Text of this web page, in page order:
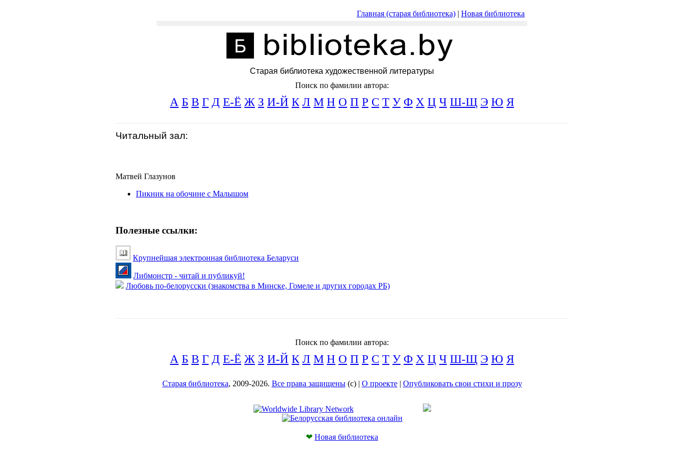
Главная (старая библиотека) | Новая библиотека
Старая библиотека художественной литературы
Поиск по фамилии автора:
А Б В Г Д Е-Ё Ж З И-Й К Л М Н О П Р С Т У Ф Х Ц Ч Ш-Щ Э Ю Я
Читальный зал:
Матвей Глазунов
Пикник на обочине с Малышом
Полезные ссылки:
Крупнейшая электронная библиотека Беларуси
Либмонстр - читай и публикуй!
Любовь по-белорусски (знакомства в Минске, Гомеле и других городах РБ)
Поиск по фамилии автора:
А Б В Г Д Е-Ё Ж З И-Й К Л М Н О П Р С Т У Ф Х Ц Ч Ш-Щ Э Ю Я
Старая библиотека, 2009-2026. Все права защищены(с) | О проекте| Опубликовать свои стихи и прозу
❤ Новая библиотека